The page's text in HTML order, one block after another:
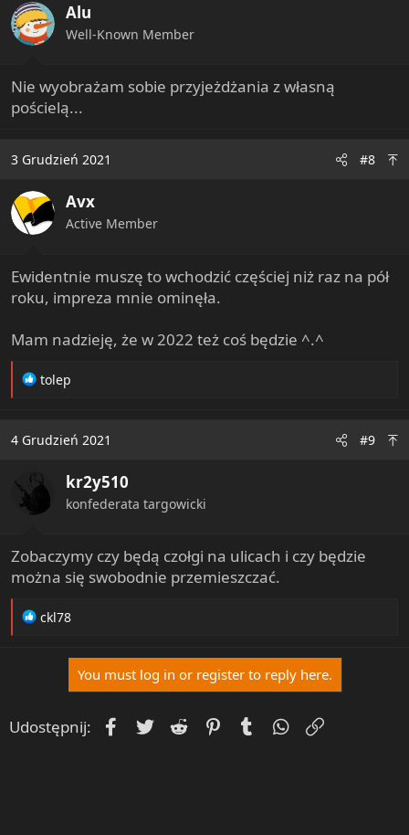
Alu
Well-Known Member
Nie wyobrażam sobie przyjeżdżania z własną
pościelą...
3 Grudzień 2021 #8
Avx
Active Member
Ewidentnie muszę to wchodzić częściej niż raz na pół
roku, impreza mnie ominęła.
Mam nadzieję, że w 2022 też coś będzie ^.^
R
t
o
s
tolep
4 Grudzień 2021 #9
kr2y510
konfederata targowicki
Zobaczymy czy będą czołgi na ulicach i czy będzie
można się swobodnie przemieszczać.
R
o
n
ckl78
You must log in or register to reply here.
Udostępnij: Facebook
Twitter Reddit PinterestTumblrWhatsApp